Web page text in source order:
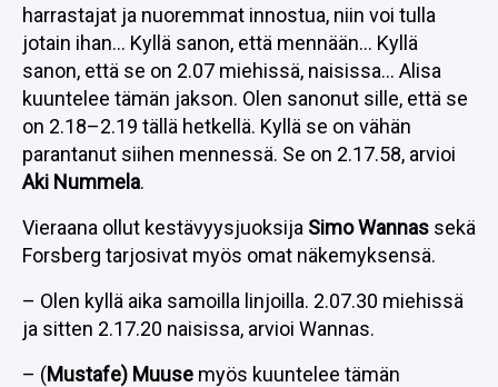
harrastajat ja nuoremmat innostua, niin voi tulla
jotain ihan… Kyllä sanon, että mennään… Kyllä
sanon, että se on 2.07 miehissä, naisissa… Alisa
kuuntelee tämän jakson. Olen sanonut sille, että se
on 2.18–2.19 tällä hetkellä. Kyllä se on vähän
parantanut siihen mennessä. Se on 2.17.58, arvioi
Aki Nummela.
Vieraana ollut kestävyysjuoksija Simo Wannas sekä
Forsberg tarjosivat myös omat näkemyksensä.
– Olen kyllä aika samoilla linjoilla. 2.07.30 miehissä
ja sitten 2.17.20 naisissa, arvioi Wannas.
– (Mustafe) Muuse myös kuuntelee tämän